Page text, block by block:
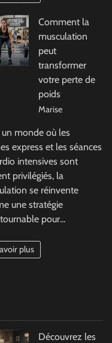
Comment la
musculation
peut
transformer
votre perte de
poids
Marise
monde où les
express et les séances
intensives sont
privilégiés, la
se réinvente
une stratégie
pour…
plus
Découvrez les